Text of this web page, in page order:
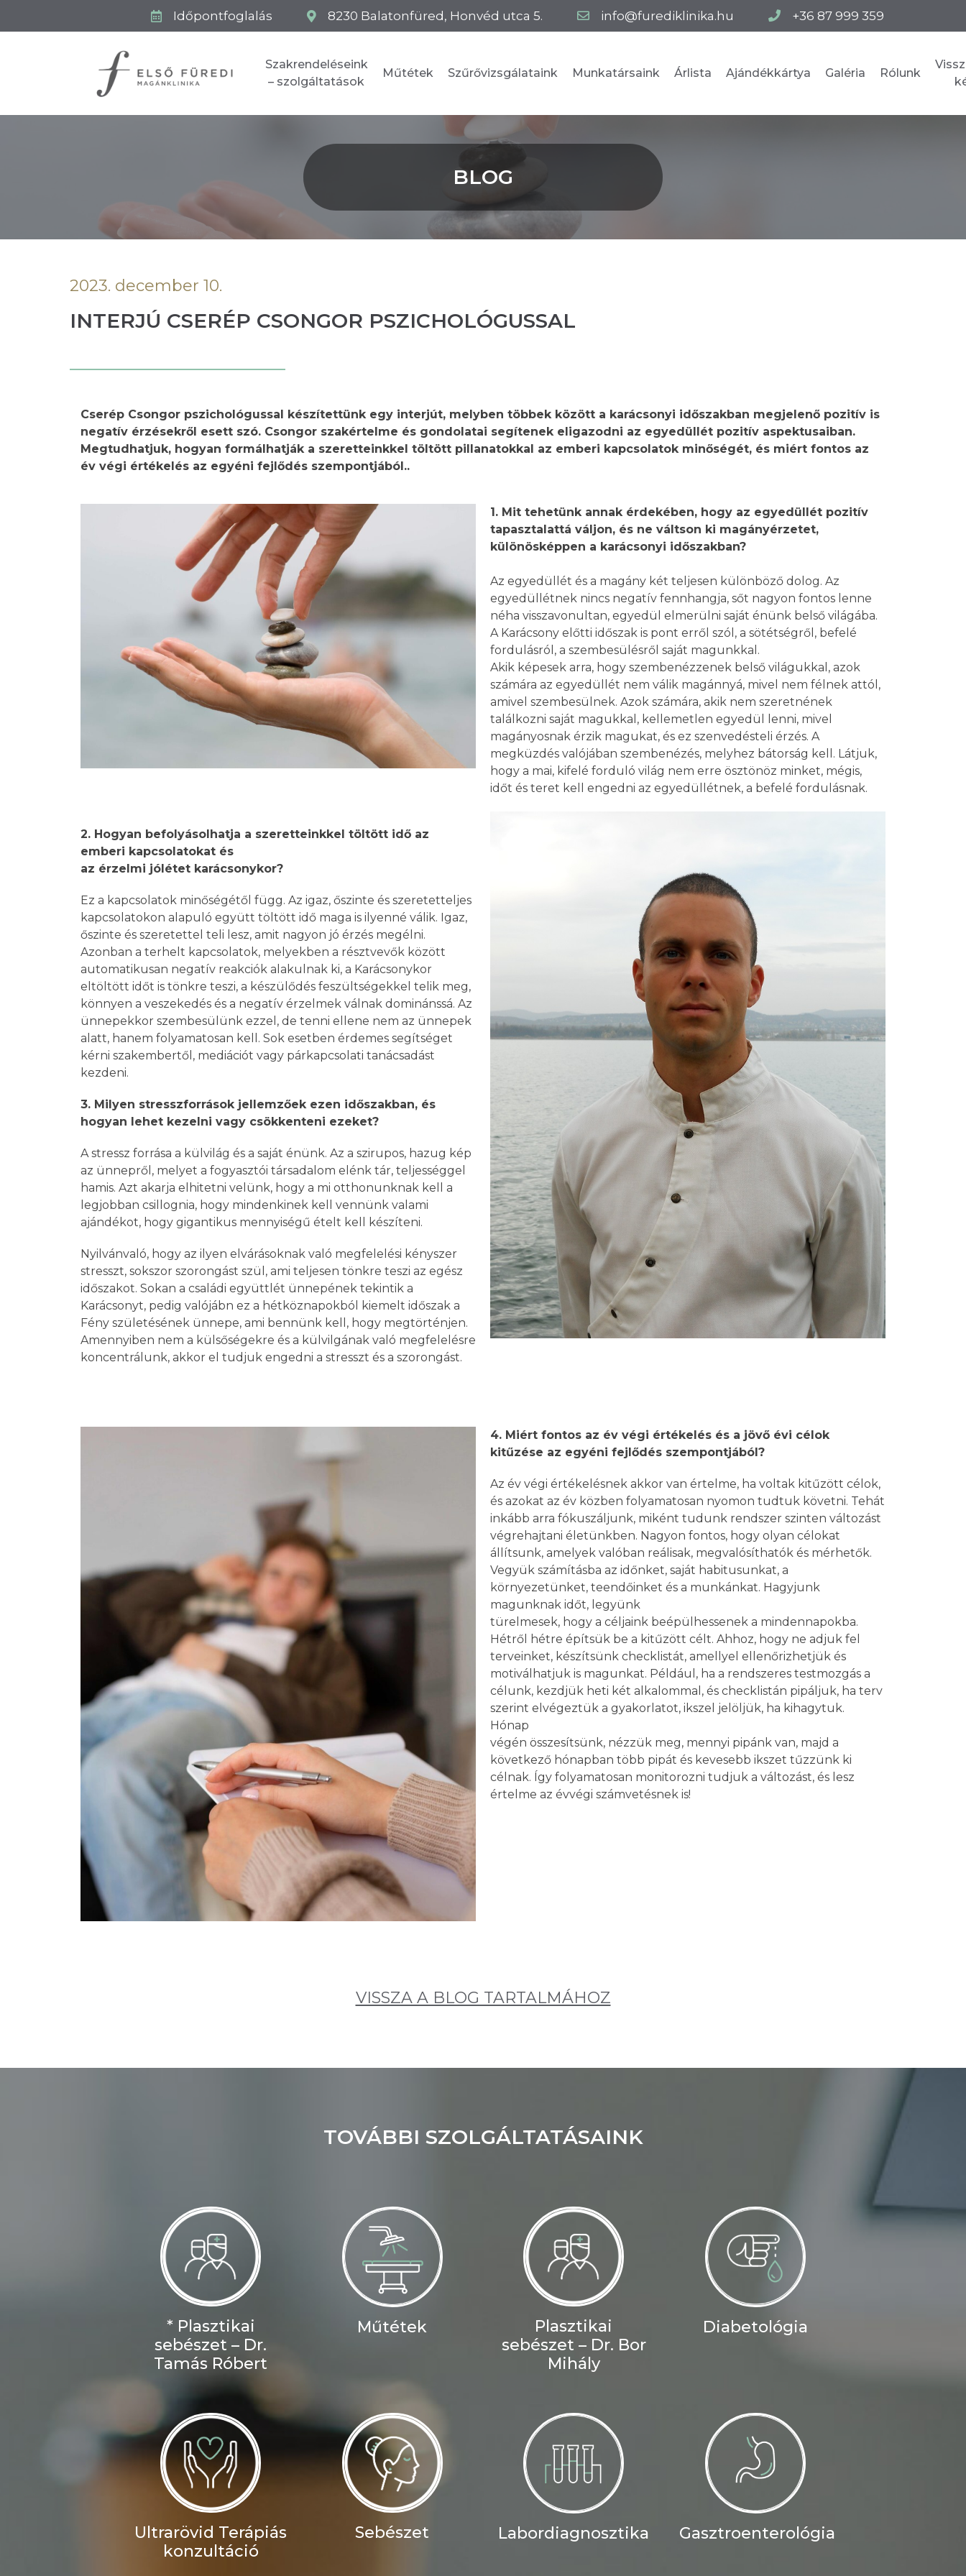
Időpontfoglalás 8230 Balatonfüred , Honvéd utca 5. info@furediklinika.hu +36 87 999 359
Szakrendeléseink
– szolgáltatások
Műtétek Szűrővizsgálataink Munkatársaink Árlista Ajándékkártya Galéria Rólunk
BLOG
2023. december 10.
INTERJÚ CSERÉP CSONGOR PSZICHOLÓGUSSAL
Cserép Csongor pszichológussal készítettünk egy interjút, melyben többekközött a karácsonyi időszakban megjelenő pozitív is
negatív érzésekről esett szó. Csongor szakértelme és gondolatai segítenek eligazodni az egyedüllét pozitív aspektusaiban.
Megtudhatjuk, hogyan formálhatják a szeretteinkkel töltött pillanatokkal az emberi kapcsolatok minőségét, és miért fontos az
év végi értékelés az egyéni fejlődés szempontjából..
1. Mit tehetünk annak érdekében, hogy az egyedüllét pozitív
tapasztalattá váljon, és ne váltson ki magányérzetet,
különösképpen a karácsonyi időszakban?
Az egyedüllét és a magány két teljesen különböző dolog. Az
egyedüllétnek nincs negatív fennhangja, sőt nagyon fontos lenne
néha visszavonultan, egyedül elmerülni saját énünk belső világába.
A Karácsony előtti időszak is pont erről szól, a sötétségről, befelé
fordulásról, a szembesülésről saját magunkkal.
Akik képesek arra, hogy szembenézzenek belső világukkal, azok
számára az egyedüllét nem válik magánnyá, mivel nem félnek attól,
amivel szembesülnek. Azok számára, akik nem szeretnének
találkozni saját magukkal, kellemetlen egyedül lenni, mivel
magányosnak érzik magukat, és ez szenvedésteli érzés. A
megküzdés valójában szembenézés, melyhez bátorság kell. Látjuk,
hogy a mai, kifelé forduló világ nem erre ösztönöz minket, mégis,
időt és teret kell engedni az egyedüllétnek, a befelé fordulásnak.
2. Hogyan befolyásolhatja a szeretteinkkel töltött idő az
emberi kapcsolatokat és
az érzelmi jólétet karácsonykor?
Ez a kapcsolatok minőségétől függ. Az igaz, őszinte és szeretetteljes
kapcsolatokon alapuló együtt töltött idő maga is ilyenné válik. Igaz,
őszinte és szeretettel teli lesz, amit nagyon jó érzés megélni.
Azonban a terhelt kapcsolatok, melyekben a résztvevők között
automatikusan negatív reakciók alakulnak ki, a Karácsonykor
eltöltött időt is tönkre teszi, a készülődés feszültségekkel telik meg,
könnyen a veszekedés és a negatív érzelmek válnak dominánssá. Az
ünnepekkor szembesülünk ezzel, de tenni ellene nem az ünnepek
alatt, hanem folyamatosan kell. Sok esetben érdemes segítséget
kérni szakembertől, mediációt vagy párkapcsolati tanácsadást
kezdeni.
3. Milyen stresszforrások jellemzőek ezen időszakban, és
hogyan lehet kezelni vagy csökkenteni ezeket?
A stressz forrása a külvilág és a saját énünk. Az a szirupos, hazug kép
az ünnepről, melyet a fogyasztói társadalom elénk tár, teljességgel
hamis. Azt akarja elhitetni velünk, hogy a mi otthonunknak kell a
legjobban csillognia, hogy mindenkinek kell vennünk valami
ajándékot, hogy gigantikus mennyiségű ételt kell készíteni.
Nyilvánvaló, hogy az ilyen elvárásoknak való megfelelési kényszer
stresszt, sokszor szorongást szül, ami teljesen tönkre teszi az egész
időszakot. Sokan a családi együttlét ünnepének tekintik a
Karácsonyt, pedig valójábn ez a hétköznapokból kiemelt időszak a
Fény születésének ünnepe, ami bennünk kell, hogy megtörténjen.
Amennyiben nem a külsőségekre és a külvilgának való megfelelésre
koncentrálunk, akkor el tudjuk engedni a stresszt és a szorongást.
4. Miért fontos az év végi értékelés és a jövő évi célok
kitűzése az egyéni fejlődés szempontjából?
Az év végi értékelésnek akkor van értelme, ha voltak kitűzött célok,
és azokat az év közben folyamatosan nyomon tudtuk követni. Tehát
inkább arra fókuszáljunk, miként tudunk rendszer szinten változást
végrehajtani életünkben. Nagyon fontos, hogy olyan célokat
állítsunk, amelyek valóban reálisak, megvalósíthatók és mérhetők.
Vegyük számításba az időnket, saját habitusunkat, a
környezetünket, teendőinket és a munkánkat. Hagyjunk
magunknak időt, legyünk
türelmesek, hogy a céljaink beépülhessenek a mindennapokba.
Hétről hétre építsük be a kitűzött célt. Ahhoz, hogy ne adjuk fel
terveinket, készítsünk checklistát, amellyel ellenőrizhetjük és
motiválhatjuk is magunkat. Például, ha a rendszeres testmozgás a
célunk, kezdjük heti két alkalommal, és checklistán pipáljuk, ha terv
szerint elvégeztük a gyakorlatot, ikszel jelöljük, ha kihagytuk.
Hónap
végén összesítsünk, nézzük meg, mennyi pipánk van, majd a
következő hónapban több pipát és kevesebb ikszet tűzzünk ki
célnak. Így folyamatosan monitorozni tudjuk a változást, és lesz
értelme az évvégi számvetésnek is!
VISSZA A BLOG TARTALMÁHOZ
TOVÁBBI SZOLGÁLTATÁSAINK
* Plasztikai
sebészet – Dr.
Tamás Róbert
Műtétek
Plasztikai
sebészet – Dr. Bor
Mihály
Diabetológia
Ultrarövid Terápiás
konzultáció
Sebészet Labordiagnosztika Gasztroenterológia